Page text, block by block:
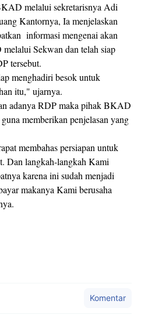
melalui sekretarisnya Adi
Kantornya, Ia menjelaskan
informasi mengenai akan
Sekwan dan telah siap
tersebut.
menghadiri besok untuk
itu," ujarnya.
adanya RDP maka pihak BKAD
memberikan penjelasan yang
membahas persiapan untuk
Dan langkah-langkah Kami
karena ini sudah menjadi
makanya Kami berusaha
Komentar